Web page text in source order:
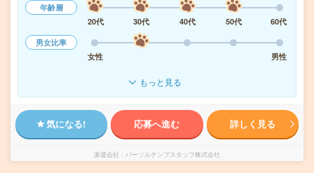
年齢層
20代
30代 40代 50代
60代
男女比率
女性
男性
もっと見る
気になる! 応募へ進む 詳しく見る
派遣会社 パーソルテンプスタッフ株式会社